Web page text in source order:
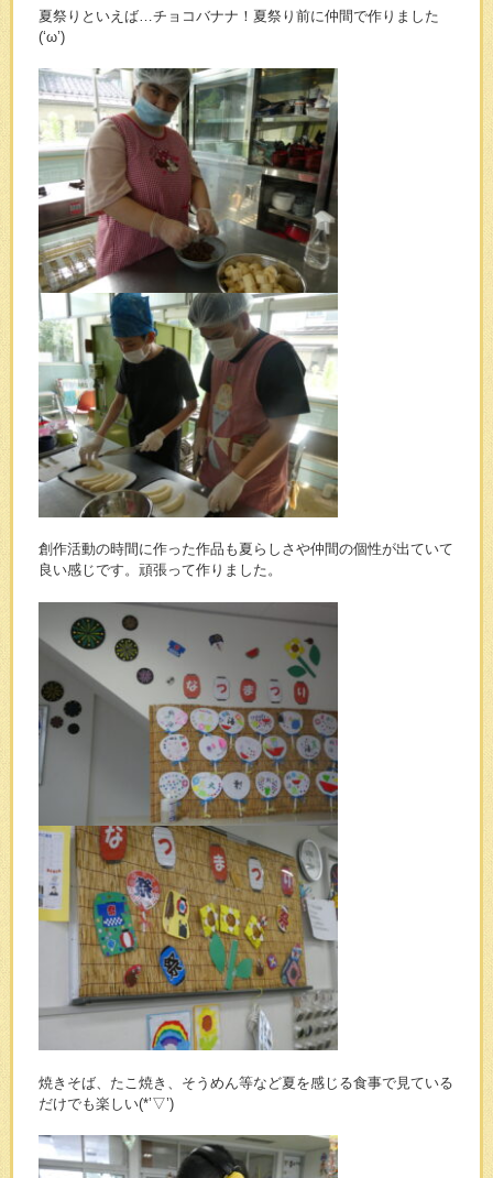
夏祭りといえば…チョコバナナ！夏祭り前に仲間で作りました
(‘ω’)
創作活動の時間に作った作品も夏らしさや仲間の個性が出ていて
良い感じです。頑張って作りました。
焼きそば、たこ焼き、そうめん等など夏を感じる食事で見ている
だけでも楽しい(*’▽’)